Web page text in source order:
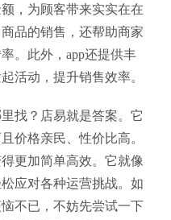
，为顾客带来实实在在
品的销售，还帮助商家
。此外，app还提供丰
活动，提升销售效率。
找？店易就是答案。它
价格亲民、性价比高。
更加简单高效。它就像
应对各种运营挑战。如
不已，不妨先尝试一下